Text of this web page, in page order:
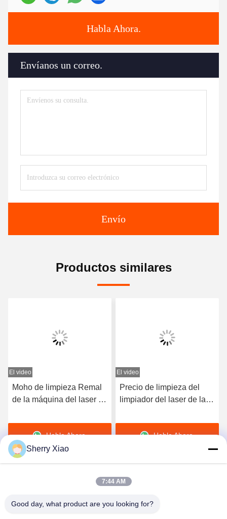
Habla Ahora.
Envíanos un correo.
Envío
Productos similares
El video
Moho de limpieza Remal
de la máquina del laser de
precio 50W 100W para la
madera de la piedra del
metal
Habla Ahora.
El video
Precio de limpieza del
limpiador del laser de la
laser del moho de la
maleta portátil rápida del
Habla Ahora.
Wuhan Questt ASIA Technology Co., Ltd.
Sherry Xiao
7:44 AM
Good day, what product are you looking for?